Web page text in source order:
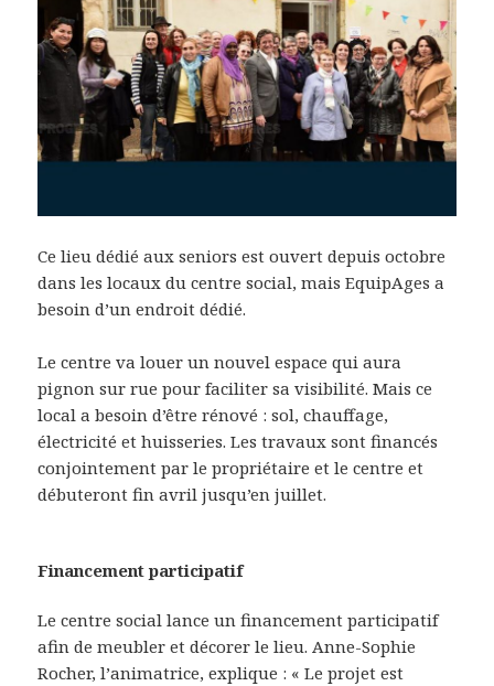
Ce lieu dédié aux seniors est ouvert depuis octobre
dans les locaux du centre social, mais EquipAges a
besoin d’un endroit dédié.
Le centre va louer un nouvel espace qui aura
pignon sur rue pour faciliter sa visibilité. Mais ce
local a besoin d’être rénové : sol, chauffage,
électricité et huisseries. Les travaux sont financés
conjointement par le propriétaire et le centre et
débuteront fin avril jusqu’en juillet.
Financement participatif
Le centre social lance un financement participatif
afin de meubler et décorer le lieu. Anne-Sophie
Rocher, l’animatrice, explique : « Le projet est